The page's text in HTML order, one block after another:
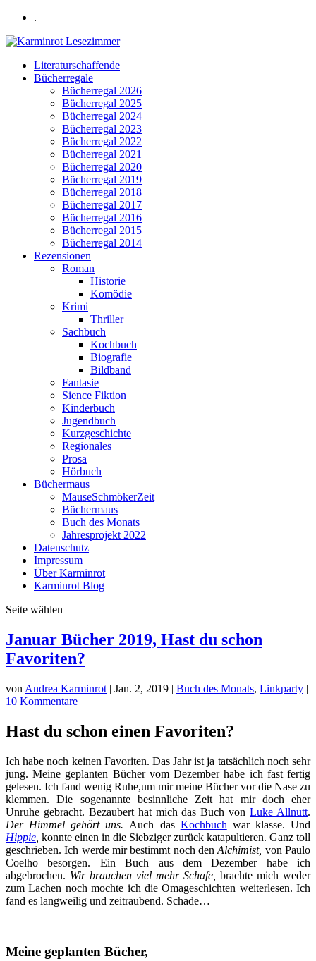
.
Literaturschaffende
Bücherregale
Bücherregal 2026
Bücherregal 2025
Bücherregal 2024
Bücherregal 2023
Bücherregal 2022
Bücherregal 2021
Bücherregal 2020
Bücherregal 2019
Bücherregal 2018
Bücherregal 2017
Bücherregal 2016
Bücherregal 2015
Bücherregal 2014
Rezensionen
Roman
Historie
Komödie
Krimi
Thriller
Sachbuch
Kochbuch
Biografie
Bildband
Fantasie
Sience Fiktion
Kinderbuch
Jugendbuch
Kurzgeschichte
Regionales
Prosa
Hörbuch
Büchermaus
MauseSchmökerZeit
Büchermaus
Buch des Monats
Jahresprojekt 2022
Datenschutz
Impressum
Über Karminrot
Karminrot Blog
Seite wählen
Januar Bücher 2019, Hast du schon
Favoriten?
von Andrea Karminrot | Jan. 2, 2019 | Buch des Monats, Linkparty |
10 Kommentare
Hast du schon einen Favoriten?
Ich habe noch keinen Favoriten. Das Jahr ist ja tatsächlich noch sehr
jung. Meine geplanten Bücher vom Dezember habe ich fast fertig
gelesen. Ich fand wenig Ruhe,um mir meine Bücher vor die Nase zu
klemmen. Die sogenannte besinnliche Zeit hat mir doch eher
Unruhe gebracht. Bezaubert hat mich das Buch vonLuke Allnutt.
Der Himmel gehört uns. Auch das Kochbuch war klasse. Und
Hippie konnte einen in die Siebziger zurück katapultieren. Ganz toll
geschrieben. Ich werde mir bestimmt noch denAlchimist, von Paulo
Coelho besorgen. Ein Buch aus dem Dezember habe ich
abgebrochen. Wir brauchen viel mehr Schafe, brachte mich weder
zum Lachen noch mochte ich die Omageschichten weiterlesen. Ich
fand es langweilig und zeitraubend. Schade…
Meine geplanten Bücher,